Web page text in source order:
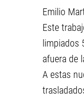
Emilio
Este
limpiados
afuera de
A estas